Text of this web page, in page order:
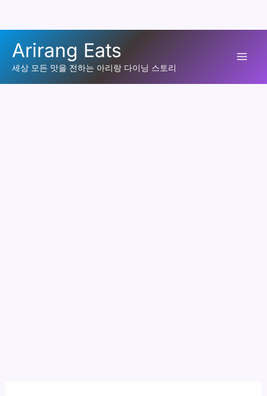
로
Arirang Eats
세상 모든 맛을 전하는 아리랑 다이닝 스토리